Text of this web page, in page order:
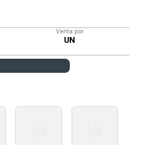
Venta por
UN